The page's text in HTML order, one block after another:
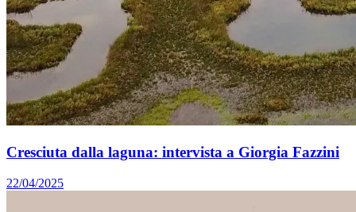
Cresciuta dalla laguna: intervista a Giorgia Fazzini
22/04/2025